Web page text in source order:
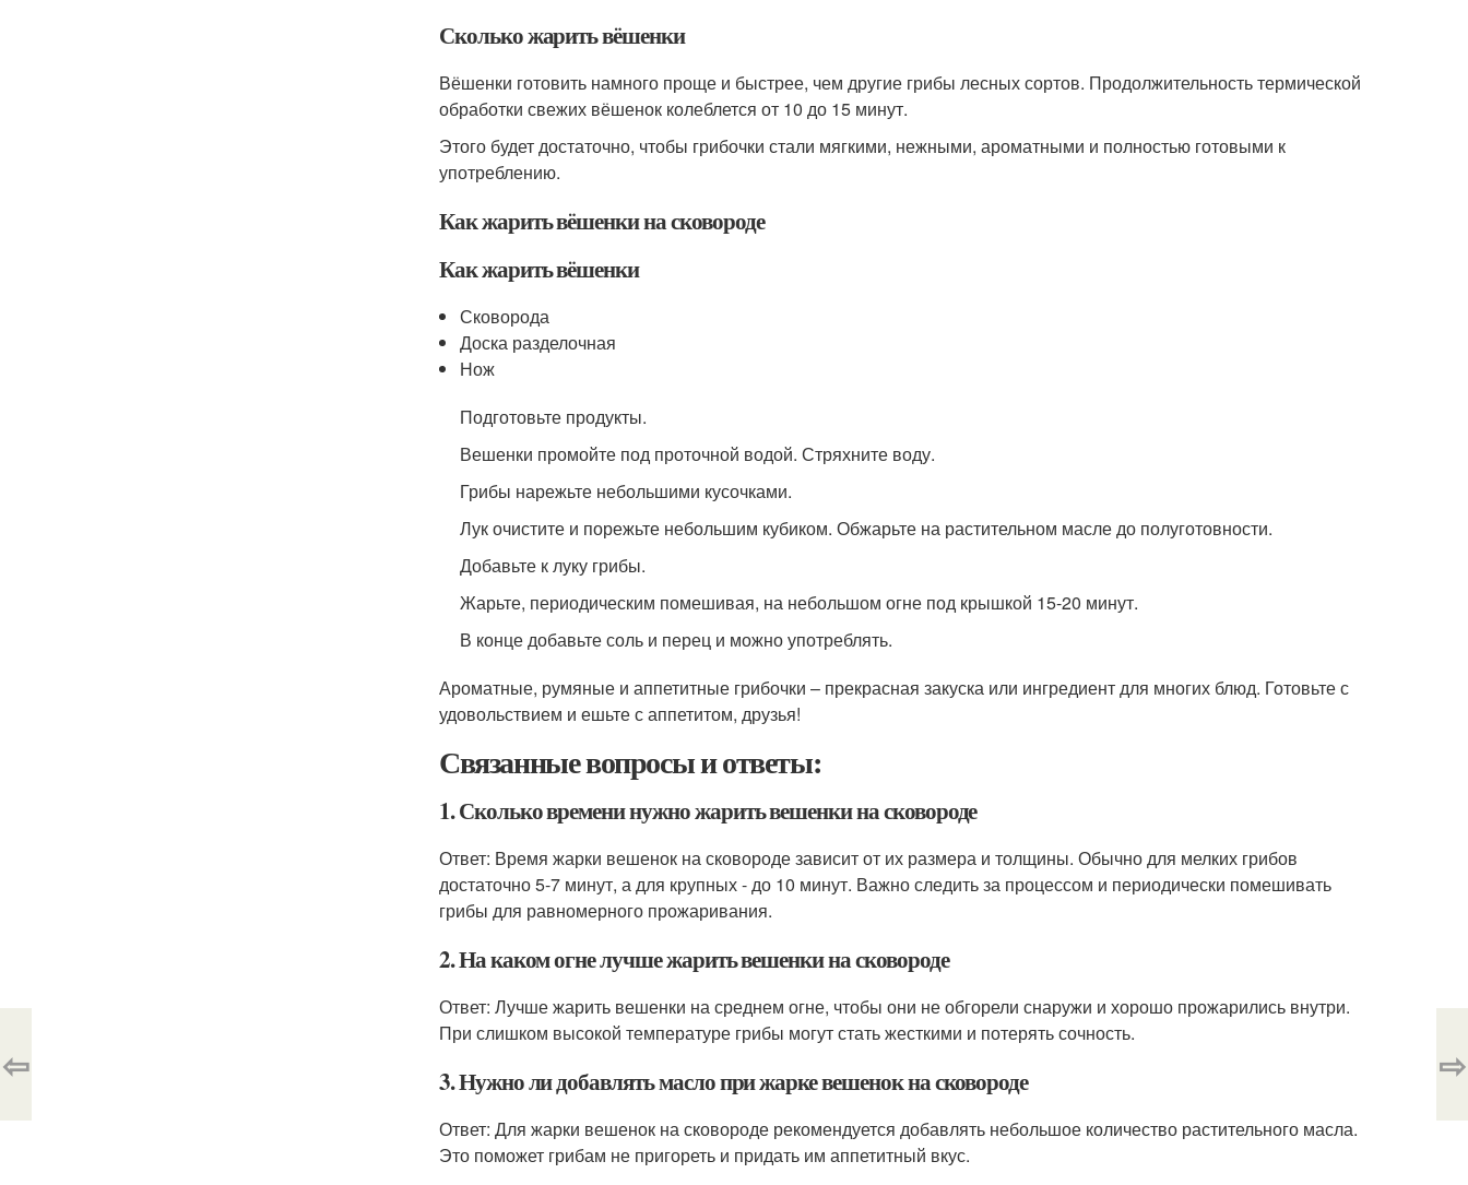
Сколько жарить вёшенки
Вёшенки готовить намного проще и быстрее, чем другие грибы лесных сортов. Продолжительность термической
обработки свежих вёшенок колеблется от 10 до 15 минут.
Этого будет достаточно, чтобы грибочки стали мягкими, нежными, ароматными и полностью готовыми к
употреблению.
Как жарить вёшенки на сковороде
Как жарить вёшенки
Сковорода
Доска разделочная
Нож
Подготовьте продукты.
Вешенки промойте под проточной водой. Стряхните воду.
Грибы нарежьте небольшими кусочками.
Лук очистите и порежьте небольшим кубиком. Обжарьте на растительном масле до полуготовности.
Добавьте к луку грибы.
Жарьте, периодическим помешивая, на небольшом огне под крышкой 15-20 минут.
В конце добавьте соль и перец и можно употреблять.
Ароматные, румяные и аппетитные грибочки – прекрасная закуска или ингредиент для многих блюд. Готовьте с
удовольствием и ешьте с аппетитом, друзья!
Связанные вопросы и ответы:
1. Сколько времени нужно жарить вешенки на сковороде
Ответ: Время жарки вешенок на сковороде зависит от их размера и толщины. Обычно для мелких грибов
достаточно 5-7 минут, а для крупных - до 10 минут. Важно следить за процессом и периодически помешивать
грибы для равномерного прожаривания.
2. На каком огне лучше жарить вешенки на сковороде
Ответ: Лучше жарить вешенки на среднем огне, чтобы они не обгорели снаружи и хорошо прожарились внутри.
При слишком высокой температуре грибы могут стать жесткими и потерять сочность.
3. Нужно ли добавлять масло при жарке вешенок на сковороде
Ответ: Для жарки вешенок на сковороде рекомендуется добавлять небольшое количество растительного масла.
Это поможет грибам не пригореть и придать им аппетитный вкус.
⇦ ⇨